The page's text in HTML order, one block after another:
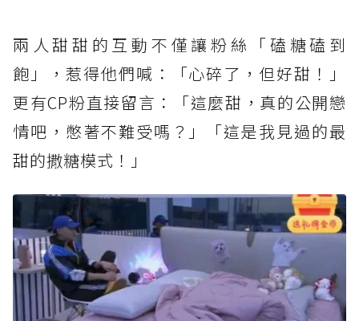
兩人甜甜的互動不僅讓粉絲「磕糖磕到
飽」，惹得他們喊：「心碎了，但好甜！」
更有CP粉直接留言：「這麼甜，真的公開戀
情吧，憋著不難受嗎？」「這是我見過的最
甜的撒糖模式！」